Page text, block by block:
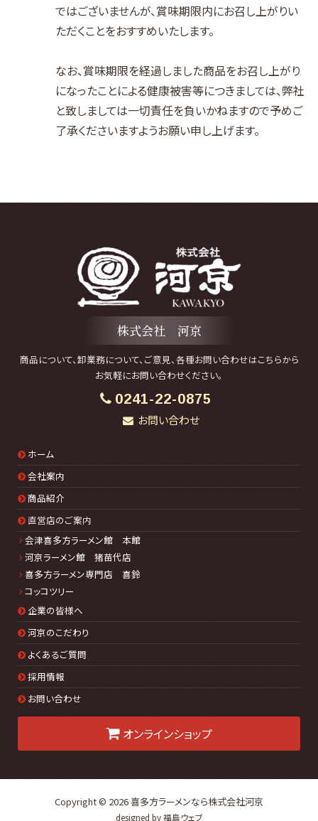
ではございませんが、賞味期限内にお召し上がりい
ただくことをおすすめいたします。
なお、賞味期限を経過しました商品をお召し上がり
になったことによる健康被害等につきましては、弊社
と致しましては一切責任を負いかねますので予めご
了承くださいますようお願い申し上げます。
株式会社 河京
商品について、卸業務について、ご意見、各種お問い合わせはこちらから
お気軽にお問い合わせください。
0241-22-0875
お問い合わせ
ホーム
会社案内
商品紹介
直営店のご案内
会津喜多方ラーメン館 本館
河京ラーメン館 猪苗代店
喜多方ラーメン専門店 喜鈴
コッコツリー
企業の皆様へ
河京のこだわり
よくあるご質問
採用情報
お問い合わせ
オンラインショップ
Copyright © 2026喜多方ラーメンなら株式会社河京
designed by福島ウェブ